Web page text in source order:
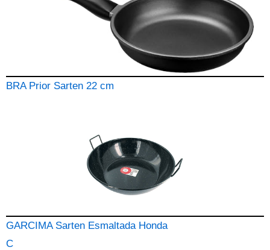
BRA Prior Sarten 22 cm
GARCIMA Sarten Esmaltada Honda
C